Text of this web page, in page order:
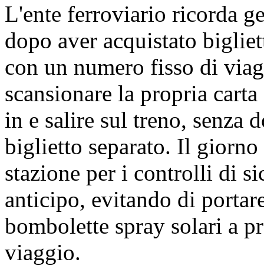
L'ente ferroviario ricorda
dopo aver acquistato
con un numero fisso di
scansionare la propria
in e salire sul treno, senza
biglietto separato. Il
stazione per i controlli di
anticipo, evitando di
bombolette spray solari a
viaggio.